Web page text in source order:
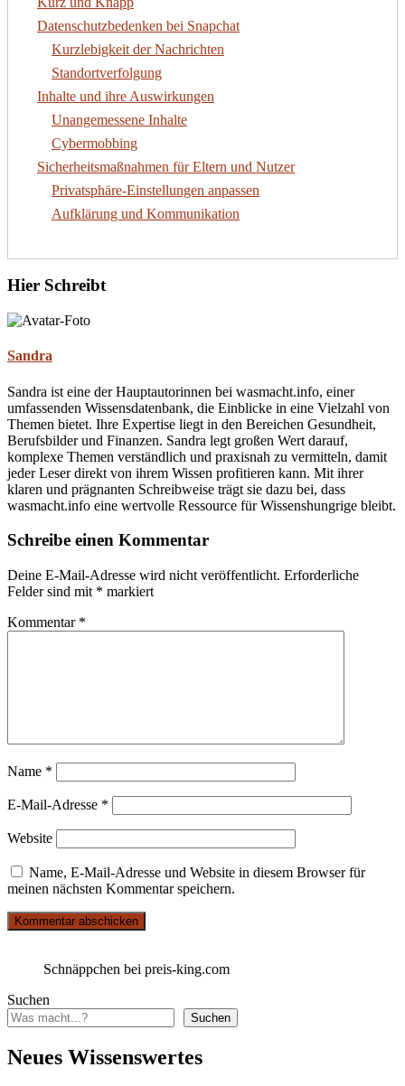
Datenschutzbedenken bei Snapchat
Kurzlebigkeit der Nachrichten
Standortverfolgung
Inhalte und ihre Auswirkungen
Unangemessene Inhalte
Cybermobbing
Sicherheitsmaßnahmen für Eltern und Nutzer
Privatsphäre-Einstellungen anpassen
Aufklärung und Kommunikation
Hier Schreibt
Sandra
Sandra ist eine der Hauptautorinnen bei wasmacht.info, einer
umfassenden Wissensdatenbank, die Einblicke in eine Vielzahl von
Themen bietet. Ihre Expertise liegt in den Bereichen Gesundheit,
Berufsbilder und Finanzen. Sandra legt großen Wert darauf,
komplexe Themen verständlich und praxisnah zu vermitteln, damit
jeder Leser direkt von ihrem Wissen profitieren kann. Mit ihrer
klaren und prägnanten Schreibweise trägt sie dazu bei, dass
wasmacht.info eine wertvolle Ressource für Wissenshungrige bleibt.
Schreibe einen Kommentar
Deine E-Mail-Adresse wird nicht veröffentlicht. Erforderliche
Felder sind mit * markiert
Kommentar *
Name *
E-Mail-Adresse *
Website
Name, E-Mail-Adresse und Website in diesem Browser für
meinen nächsten Kommentar speichern.
Schnäppchen bei preis-king.com
Suchen
Suchen
Neues Wissenswertes